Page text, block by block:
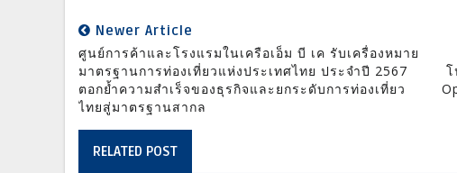
Newer Article
ศูนย์การค้าและโรงแรมในเครือเอ็ม บี เค รับเครื่องหมาย
มาตรฐานการท่องเที่ยวแห่งประเทศไทย ประจำปี 2567
ตอกย้ำความสำเร็จของธุรกิจและยกระดับการท่องเที่ยว
ไทยสู่มาตรฐานสากล
RELATED POST